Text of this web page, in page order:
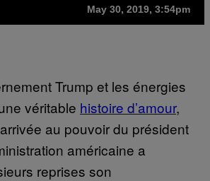
May 30, 2019, 3:54pm
Trump et les énergies
véritable histoire d’amour,
au pouvoir du président
américaine a
reprises son